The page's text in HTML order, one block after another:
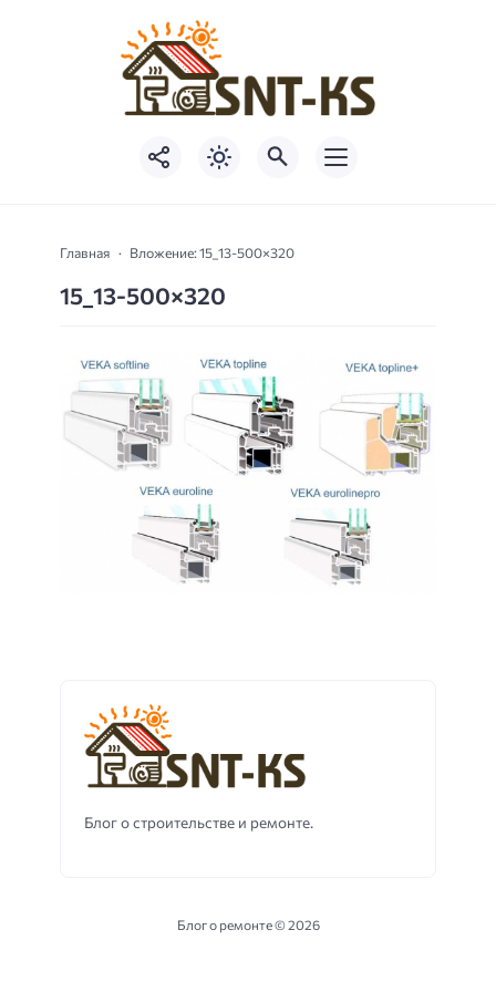
Главная Вложение: 15_13-500×320
15_13-500×320
Блог о строительстве и ремонте.
Блог о ремонте ©2026